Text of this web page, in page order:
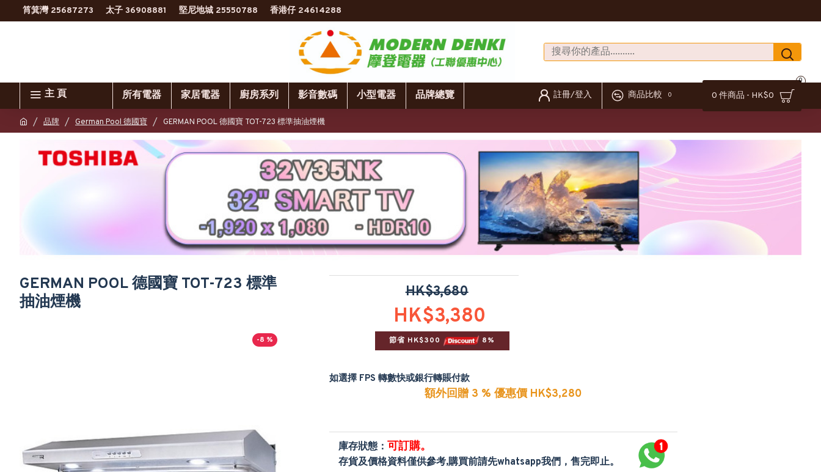
筲箕灣 25687273 太子 36908881 堅尼地城 25550788 香港仔 24614288
主 頁 所有電器 家居電器 廚房系列 影音數碼 小型電器 品牌總覽 註冊/登入 商品比較 0 0 件商品 - HK$0
0
品牌 German Pool 德國寶 GERMAN POOL 德國寶 TOT-723 標準抽油煙機
GERMAN POOL 德國寶 TOT-723 標準
抽油煙機
-8 %
HK$3,380
HK$3,680
節省 HK$300 8%
如選擇 FPS 轉數快或銀行轉賬付款
額外回贈 3 % 優惠價 HK$3,280
庫存狀態： 可訂購。
存貨及價格資料僅供參考,購買前請先whatsapp我們，售完即止。